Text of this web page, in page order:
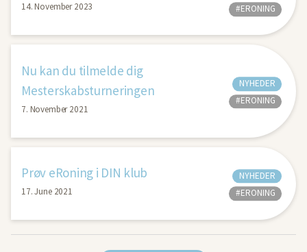
14. November 2023
#ERONING
Nu kan du tilmelde dig
Mesterskabsturneringen
7. November 2021
NYHEDER
#ERONING
Prøv eRoning i DIN klub
17. June 2021
NYHEDER
#ERONING